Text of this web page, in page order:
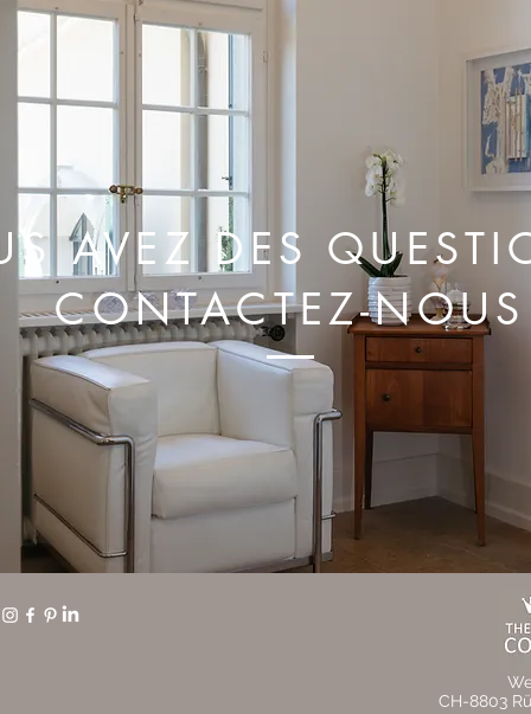
AVEZ DES
CONTACTEZ-NOUS
CH-8803